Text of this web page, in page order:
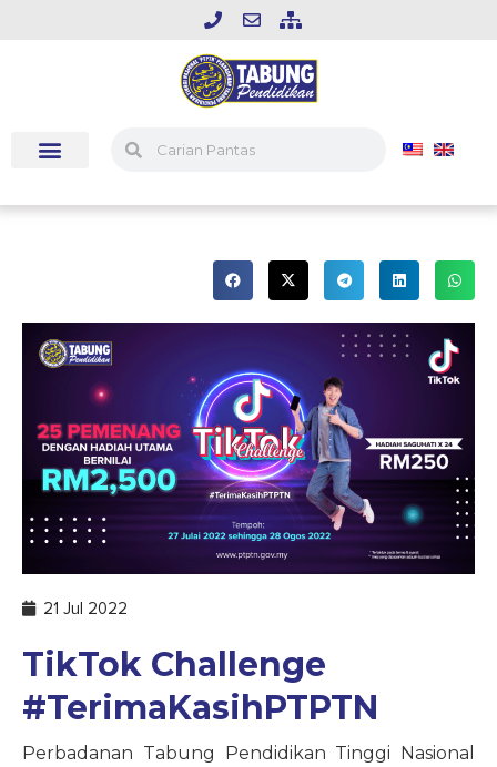
21 Jul 2022
TikTok Challenge
#TerimaKasihPTPTN
Perbadanan Tabung Pendidikan Tinggi Nasional